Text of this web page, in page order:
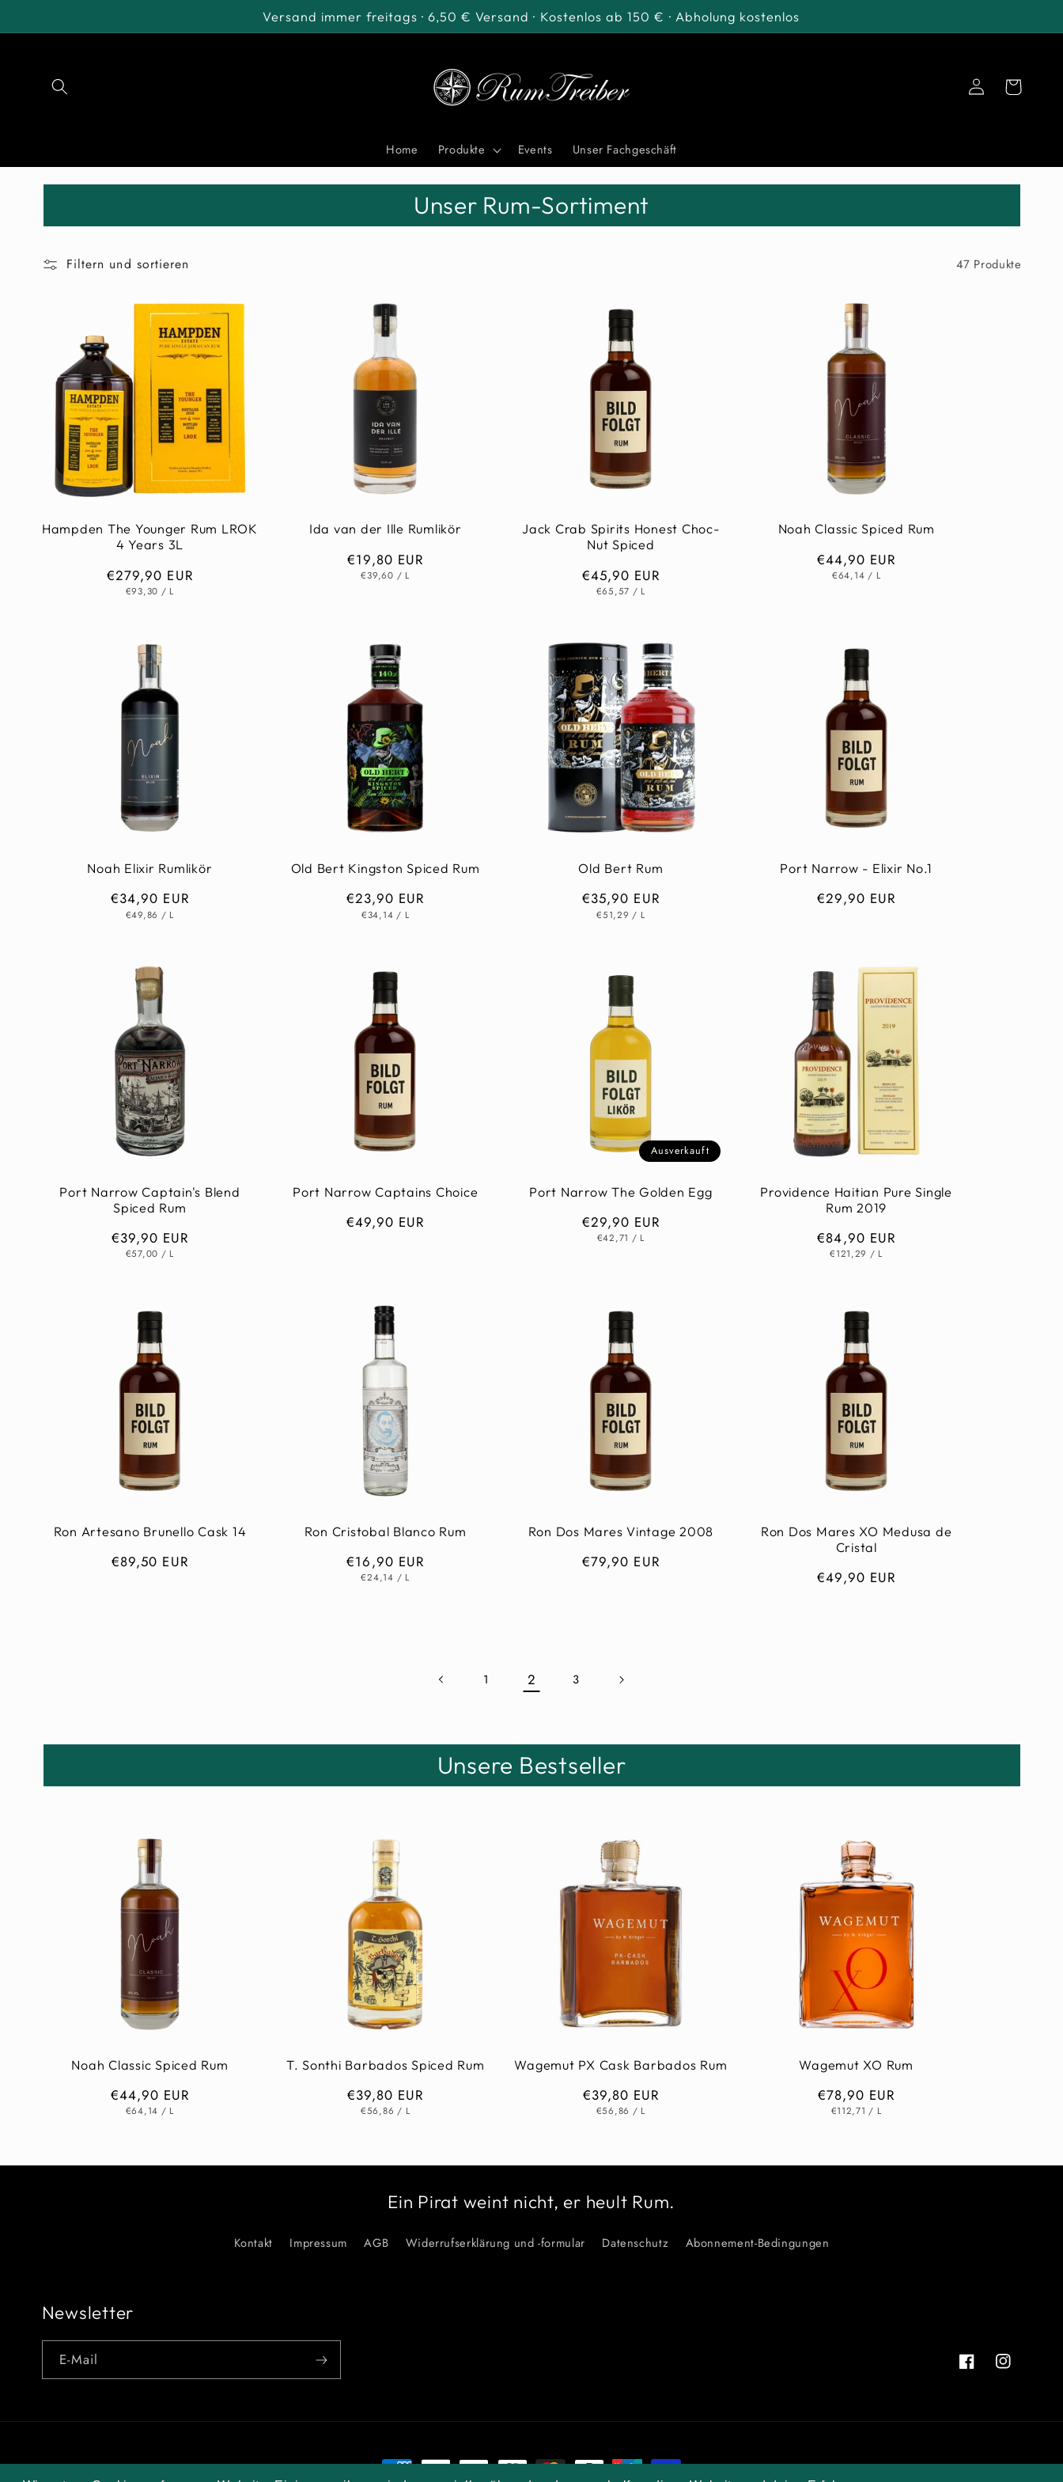
Inhalt
Versand immer freitags · 6,50 € Versand · Kostenlos ab 150 € · Abholung kostenlos
Home Produkte Events Unser Fachgeschäft
EinloggenWarenkorb
Unser Rum-Sortiment
Filtern und sortieren 47 Produkte
Hampden The Younger Rum LROK
4 Years 3L
Normaler
Preis
€279,90 EUR
GRUNDPREIS
€93,30 / PRO
L
Ida van der Ille Rumlikör
Normaler
Preis
€19,80 EUR
GRUNDPREIS
€39,60 / PRO
L
Jack Crab Spirits Honest Choc-
Nut Spiced
Normaler
Preis
€45,90 EUR
GRUNDPREIS
€65,57 / PRO
L
Noah Classic Spiced Rum
Normaler
Preis
€44,90 EUR
GRUNDPREIS
€64,14 / PRO
L
Noah Elixir Rumlikör
Normaler
Preis
€34,90 EUR
GRUNDPREIS
€49,86 / PRO
L
Old Bert Kingston Spiced Rum
Normaler
Preis
€23,90 EUR
GRUNDPREIS
€34,14 / PRO
L
Old Bert Rum
Normaler
Preis
€35,90 EUR
GRUNDPREIS
€51,29 / PRO
L
Port Narrow - Elixir No.1
Normaler
€29,90 EUR
Port Narrow Captain's Blend
Spiced Rum
Normaler
Preis
€39,90 EUR
GRUNDPREIS
€57,00 / PRO
L
Port Narrow Captains Choice
Normaler
€49,90 EUR
Ausverkauft
Port Narrow The Golden Egg
Normaler
Preis
€29,90 EUR
GRUNDPREIS
€42,71 / PRO
L
Providence Haitian Pure Single
Rum 2019
Normaler
Preis
€84,90 EUR
GRUNDPREIS
€121,29 / PRO
L
Ron Artesano Brunello Cask 14
Normaler
€89,50 EUR
Ron Cristobal Blanco Rum
Normaler
Preis
€16,90 EUR
GRUNDPREIS
€24,14 / PRO
L
Ron Dos Mares Vintage 2008
Normaler
€79,90 EUR
Ron Dos Mares XO Medusa de
Cristal
Normaler
€49,90 EUR
1 2 3
Unsere Bestseller
Noah Classic Spiced Rum
Normaler
Preis
€44,90 EUR
GRUNDPREIS
€64,14 / PRO
L
T. Sonthi Barbados Spiced Rum
Normaler
Preis
€39,80 EUR
GRUNDPREIS
€56,86 / PRO
L
Wagemut PX Cask Barbados Rum
Normaler
Preis
€39,80 EUR
GRUNDPREIS
€56,86 / PRO
L
Wagemut XO Rum
Normaler
Preis
€78,90 EUR
GRUNDPREIS
€112,71 / PRO
L
Ein Pirat weint nicht, er heult Rum.
Kontakt Impressum AGB Widerrufserklärung und -formular Datenschutz Abonnement-Bedingungen
Newsletter
E-Mail
FacebookInstagram
Zahlungsmethoden